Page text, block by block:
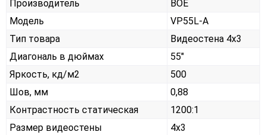
Производитель
BOE
Модель
VP55L-A
Тип товара
Видеостена 4х3
Диагональ в дюймах
55"
Яркость, кд/м2
500
Шов, мм
0,88
Контрастность статическая
1200:1
Размер видеостены
4x3